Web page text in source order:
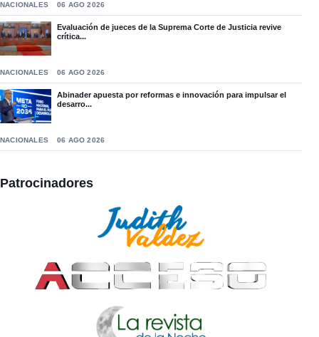
NACIONALES 06 AGO 2026
Evaluación de jueces de la Suprema Corte de Justicia revive
crítica...
NACIONALES 06 AGO 2026
Abinader apuesta por reformas e innovación para impulsar el
desarro...
NACIONALES 06 AGO 2026
Patrocinadores